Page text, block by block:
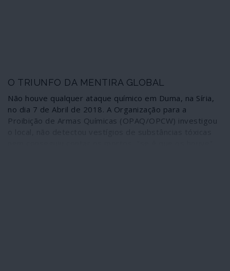
O TRIUNFO DA MENTIRA GLOBAL
Não houve qualquer ataque químico em Duma, na Síria,
no dia 7 de Abril de 2018. A Organização para a
Proibição de Armas Químicas (OPAQ/OPCW) investigou